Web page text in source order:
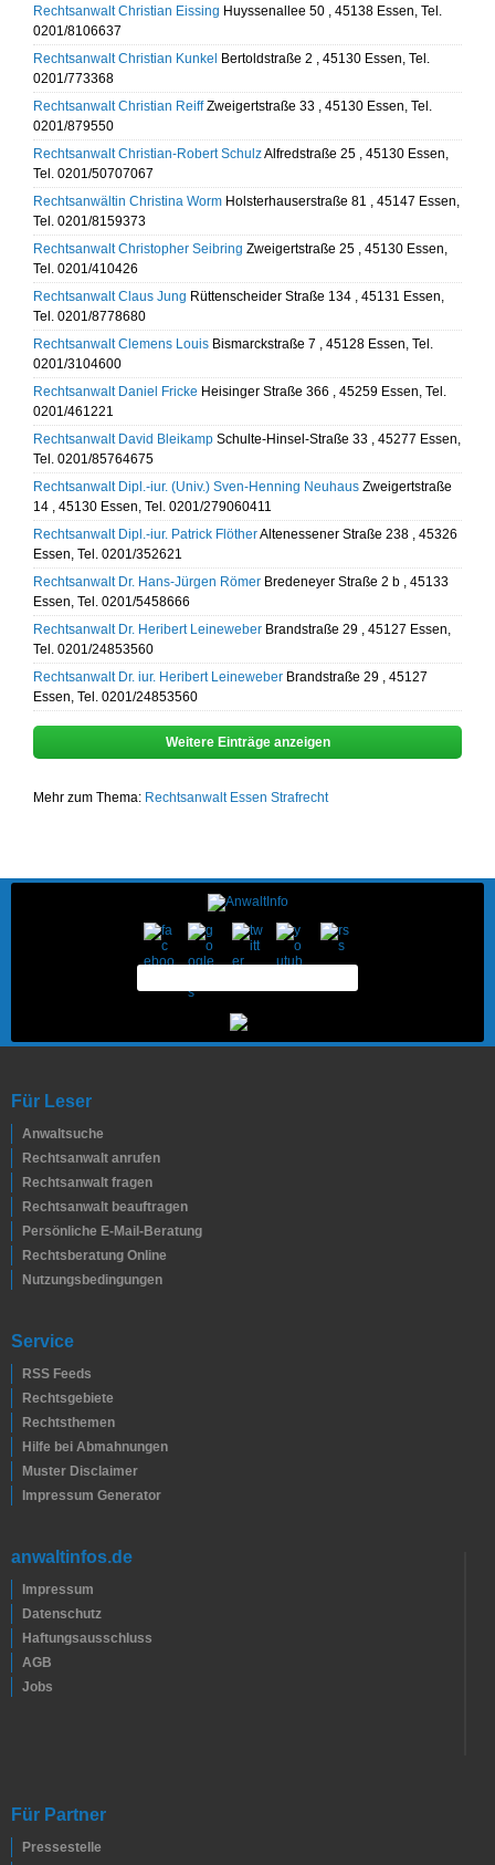
Rechtsanwalt Christian Eissing Huyssenallee 50 , 45138 Essen, Tel.
0201/8106637
Rechtsanwalt Christian Kunkel
Bertoldstraße 2 , 45130 Essen, Tel.
0201/773368
Rechtsanwalt Christian ReiffZweigertstraße 33 , 45130 Essen, Tel.
0201/879550
Rechtsanwalt Christian-Robert SchulzAlfredstraße 25 , 45130 Essen,
Tel. 0201/50707067
Rechtsanwältin Christina Worm Holsterhauserstraße 81 , 45147 Essen,
Tel. 0201/8159373
Rechtsanwalt Christopher Seibring Zweigertstraße 25 , 45130 Essen,
Tel. 0201/410426
Rechtsanwalt Claus Jung Rüttenscheider Straße 134 , 45131 Essen,
Tel. 0201/8778680
Rechtsanwalt Clemens Louis Bismarckstraße 7 , 45128 Essen, Tel.
0201/3104600
Rechtsanwalt Daniel Fricke Heisinger Straße 366 , 45259 Essen, Tel.
0201/461221
Rechtsanwalt David Bleikamp Schulte-Hinsel-Straße 33 , 45277 Essen,
Tel. 0201/85764675
Rechtsanwalt Dipl.-iur. (Univ.) Sven-Henning Neuhaus Zweigertstraße
14 , 45130 Essen, Tel. 0201/279060411
Rechtsanwalt Dipl.-iur. Patrick FlötherAltenessener Straße 238 , 45326
Essen, Tel. 0201/352621
Rechtsanwalt Dr. Hans-Jürgen Römer Bredeneyer Straße 2 b , 45133
Essen, Tel. 0201/5458666
Rechtsanwalt Dr. Heribert Leineweber Brandstraße 29 , 45127 Essen,
Tel. 0201/24853560
Rechtsanwalt Dr. iur. Heribert Leineweber Brandstraße 29 , 45127
Essen, Tel. 0201/24853560
Weitere Einträge anzeigen
Mehr zum Thema: Rechtsanwalt Essen Strafrecht
Für Leser
Anwaltsuche
Rechtsanwalt anrufen
Rechtsanwalt fragen
Rechtsanwalt beauftragen
Persönliche E-Mail-Beratung
Rechtsberatung Online
Nutzungsbedingungen
Service
RSS Feeds
Rechtsgebiete
Rechtsthemen
Hilfe bei Abmahnungen
Muster Disclaimer
Impressum Generator
anwaltinfos.de
Impressum
Datenschutz
Haftungsausschluss
AGB
Jobs
Für Partner
Pressestelle